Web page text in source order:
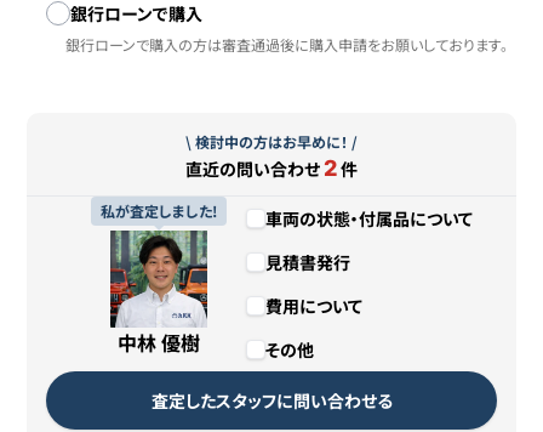
銀行ローンで購入
銀行ローンで購入の方は審査通過後に購入申請をお願いしております。
\ 検討中の方はお早めに！ /
直近の問い合わせ2件
私が査定しました!
中林 優樹
車両の状態・付属品について
見積書発行
費用について
その他
査定したスタッフに問い合わせる